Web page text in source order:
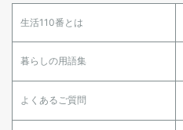
生活110番とは
暮らしの用語集
よくあるご質問